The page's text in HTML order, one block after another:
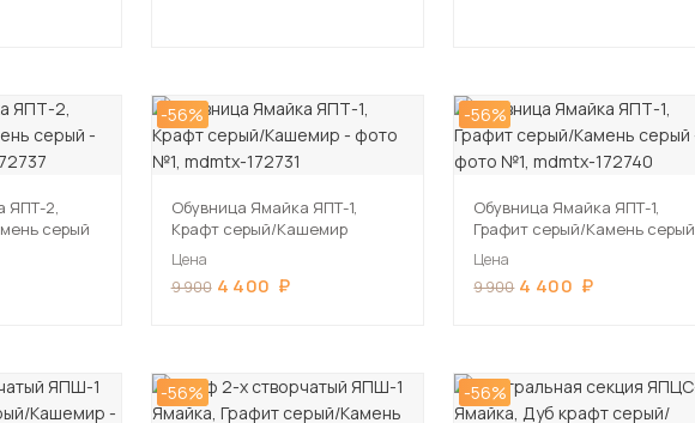
ЯПТ-2,
серый
-56%
Обувница Ямайка ЯПТ-1,
Крафт серый/Кашемир
Цена
9 900 4 400
-56%
Обувница Ямайка ЯПТ-1,
Графит серый/Камень серый
Цена
9 900 4 400
-56% -56%